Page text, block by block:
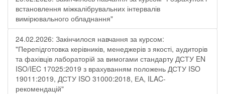
встановлення міжкалібрувальних інтервалів
вимірювального обладнання"
24.02.2026: Закінчилося навчання за курсом:
"Перепідготовка керівників, менеджерів з якості, аудиторів
та фахівців лабораторій за вимогами стандарту ДСТУ EN
ISO/IEC 17025:2019 з врахуванням положень ДСТУ ISO
19011:2019, ДСТУ ISO 31000:2018, ЕА, ILAC-
рекомендацій"